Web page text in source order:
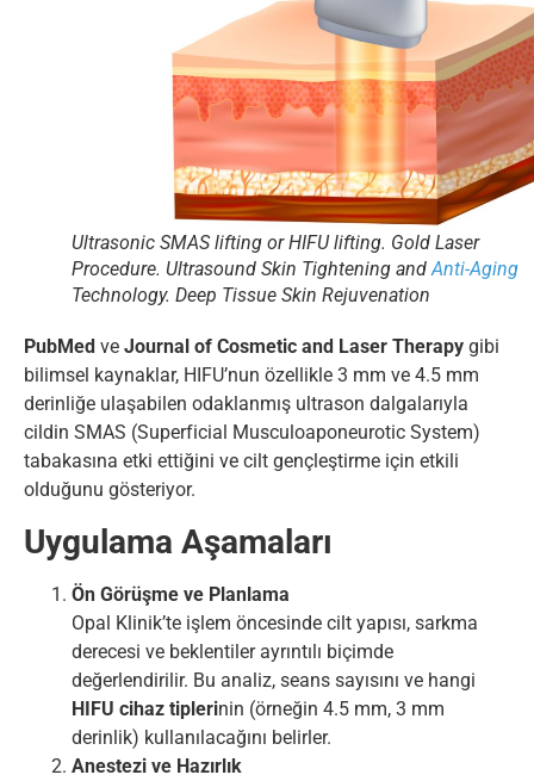
Ultrasonic SMAS lifting or HIFU lifting. Gold Laser
Procedure. Ultrasound Skin Tightening andAnti-Aging
Technology. Deep Tissue Skin Rejuvenation
PubMed ve Journal of Cosmetic and Laser Therapy gibi
bilimsel kaynaklar, HIFU’nun özellikle 3 mm ve 4.5 mm
derinliğe ulaşabilen odaklanmış ultrason dalgalarıyla
cildin SMAS (Superficial Musculoaponeurotic System)
tabakasına etki ettiğini ve cilt gençleştirme için etkili
olduğunu gösteriyor.
Uygulama Aşamaları
Ön Görüşme ve Planlama
Opal Klinik’te işlem öncesinde cilt yapısı, sarkma
derecesi ve beklentiler ayrıntılı biçimde
değerlendirilir. Bu analiz, seans sayısını ve hangi
HIFU cihaz tiplerinin (örneğin 4.5 mm, 3 mm
derinlik) kullanılacağını belirler.
Anestezi ve Hazırlık